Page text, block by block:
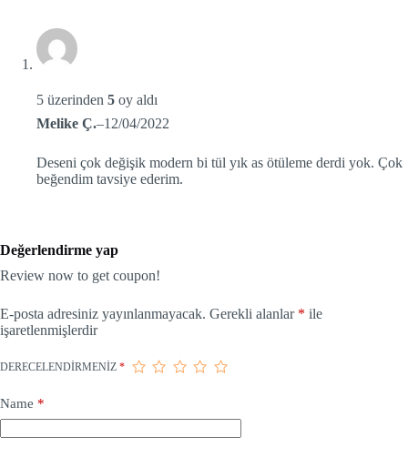
5 üzerinden 5 oy aldı
Melike Ç.–12/04/2022
Deseni çok değişik modern bi tül yık as ötüleme derdi yok. Çok
beğendim tavsiye ederim.
Değerlendirme yap
Review now to get coupon!
E-posta adresiniz yayınlanmayacak. Gerekli alanlar * ile
işaretlenmişlerdir
DERECELENDIRMENIZ *
Name *